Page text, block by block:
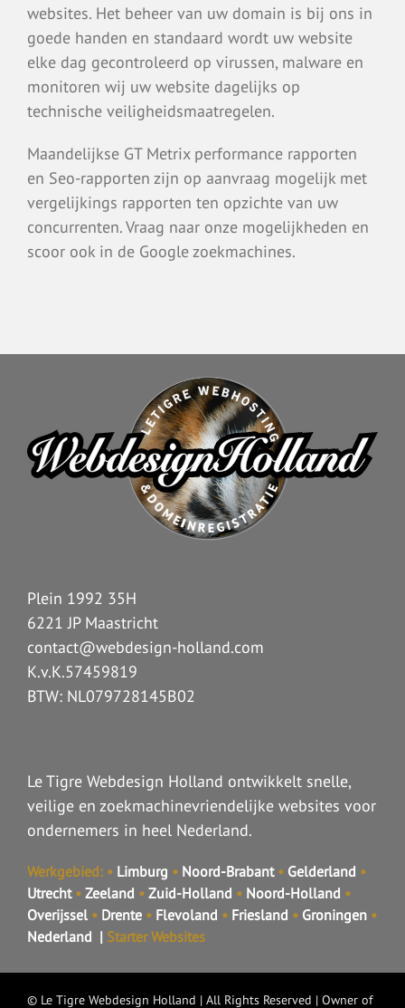
websites. Het beheer van uw domain is bij ons in
goede handen en standaard wordt uw website
elke dag gecontroleerd op virussen, malware en
monitoren wij uw website dagelijks op
technische veiligheidsmaatregelen.
Maandelijkse GT Metrix performance rapporten
en Seo-rapporten zijn op aanvraag mogelijk met
vergelijkings rapporten ten opzichte van uw
concurrenten. Vraag naar onze mogelijkheden en
scoor ook in de Google zoekmachines.
Plein 1992 35H
6221 JP Maastricht
contact@webdesign-holland.com
K.v.K.57459819
BTW: NL079728145B02
Le Tigre Webdesign Holland ontwikkelt snelle,
veilige en zoekmachinevriendelijke websites voor
ondernemers in heel Nederland.
Werkgebied: • Limburg •Noord-Brabant •Gelderland •
Utrecht •Zeeland •Zuid-Holland •Noord-Holland •
Overijssel •Drente •Flevoland •Friesland •Groningen •
Nederland | Starter Websites
© Le Tigre Webdesign Holland | All Rights Reserved | Owner of